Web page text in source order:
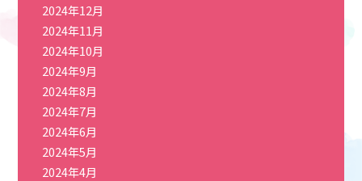
2024年12月
2024年11月
2024年10月
2024年9月
2024年8月
2024年7月
2024年6月
2024年5月
2024年4月